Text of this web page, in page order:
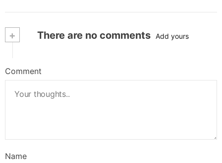
+ There are no comments Add yours
Comment
Name